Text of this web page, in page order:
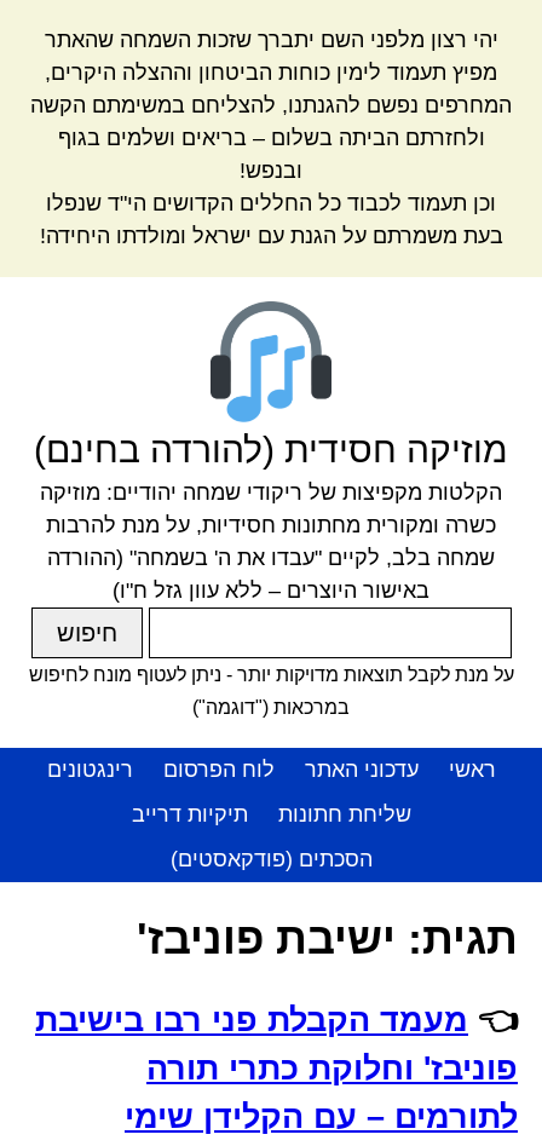
יהי רצון מלפני השם יתברך שזכות השמחה שהאתר
מפיץ תעמוד לימין כוחות הביטחון וההצלה היקרים,
המחרפים נפשם להגנתנו, להצליחם במשימתם הקשה
ולחזרתם הביתה בשלום – בריאים ושלמים בגוף
ובנפש!
וכן תעמוד לכבוד כל החללים הקדושים הי"ד שנפלו
בעת משמרתם על הגנת עם ישראל ומולדתו היחידה!
מוזיקה חסידית (להורדה בחינם)
הקלטות מקפיצות של ריקודי שמחה יהודיים: מוזיקה
כשרה ומקורית מחתונות חסידיות, על מנת להרבות
שמחה בלב, לקיים "עבדו את ה' בשמחה" (ההורדה
באישור היוצרים – ללא עוון גזל ח"ו)
על מנת לקבל תוצאות מדויקות יותר - ניתן לעטוף מונח לחיפוש
במרכאות ("דוגמה")
ראשי עדכוני האתר לוח הפרסום
רינגטונים
שליחת חתונות
תיקיות דרייב
הסכתים (פודקאסטים)
תגית: ישיבת פוניבז'
👈 מעמד הקבלת פני רבו בישיבת
פוניבז' וחלוקת כתרי תורה
לתורמים – עם הקלידן שימי